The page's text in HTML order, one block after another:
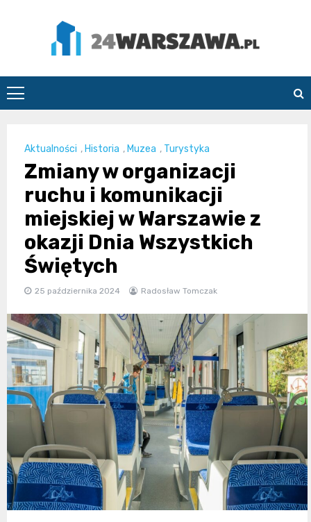
24Warszawa.pl
Aktualności , Historia , Muzea , Turystyka
Zmiany w organizacji
ruchu i komunikacji
miejskiej w Warszawie z
okazji Dnia Wszystkich
Świętych
25 października 2024 Radosław Tomczak